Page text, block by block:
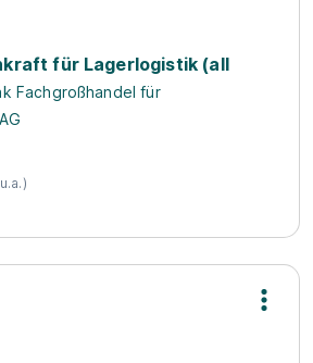
für Lagerlogistik (all
Fachgroßhandel für